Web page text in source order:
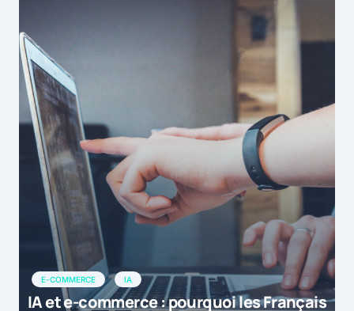
E-COMMERCE IA
IA et e-commerce : pourquoi les Français